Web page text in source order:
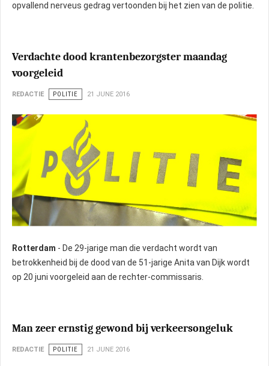
opvallend nerveus gedrag vertoonden bij het zien van de politie.
Verdachte dood krantenbezorgster maandag
voorgeleid
REDACTIE POLITIE 21 JUNE 2016
Rotterdam - De 29-jarige man die verdacht wordt van
betrokkenheid bij de dood van de 51-jarige Anita van Dijk wordt
op 20 juni voorgeleid aan de rechter-commissaris.
Man zeer ernstig gewond bij verkeersongeluk
REDACTIE POLITIE 21 JUNE 2016